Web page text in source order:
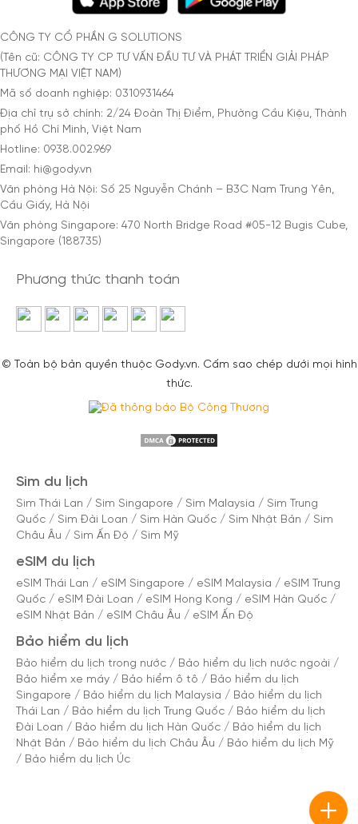
CÔNG TY CỔ PHẦN G SOLUTIONS
(Tên cũ: CÔNG TY CP TƯ VẤN ĐẦU TƯ VÀ PHÁT TRIỂN GIẢI PHÁP
THƯƠNG MẠI VIỆT NAM)
Mã số doanh nghiệp: 0310931464
Địa chỉ trụ sở chính: 2/24 Đoàn Thị Điểm, Phường Cầu Kiệu, Thành
phố Hồ Chí Minh, Việt Nam
Hotline: 0938.002.969
Email: hi@gody.vn
Văn phòng Hà Nội: Số 25 Nguyễn Chánh – B3C Nam Trung Yên,
Cầu Giấy, Hà Nội
Văn phòng Singapore: 470 North Bridge Road #05-12 Bugis Cube,
Singapore (188735)
Phương thức thanh toán
© Toàn bộ bản quyền thuộc Gody.vn. Cấm sao chép dưới mọi hình
thức.
Sim du lịch
Sim Thái Lan / Sim Singapore / Sim Malaysia / Sim Trung
Quốc / Sim Đài Loan / Sim Hàn Quốc / Sim Nhật Bản / Sim
Châu Âu / Sim Ấn Độ / Sim Mỹ
eSIM du lịch
eSIM Thái Lan / eSIM Singapore / eSIM Malaysia / eSIM Trung
Quốc / eSIM Đài Loan / eSIM Hong Kong / eSIM Hàn Quốc /
eSIM Nhật Bản / eSIM Châu Âu / eSIM Ấn Độ
Bảo hiểm du lịch
Bảo hiểm du lịch trong nước / Bảo hiểm du lịch nước ngoài /
Bảo hiểm xe máy / Bảo hiểm ô tô / Bảo hiểm du lịch
Singapore / Bảo hiểm du lịch Malaysia / Bảo hiểm du lịch
Thái Lan / Bảo hiểm du lịch Trung Quốc / Bảo hiểm du lịch
Đài Loan / Bảo hiểm du lịch Hàn Quốc / Bảo hiểm du lịch
Nhật Bản / Bảo hiểm du lịch Châu Âu / Bảo hiểm du lịch Mỹ
/ Bảo hiểm du lịch Úc